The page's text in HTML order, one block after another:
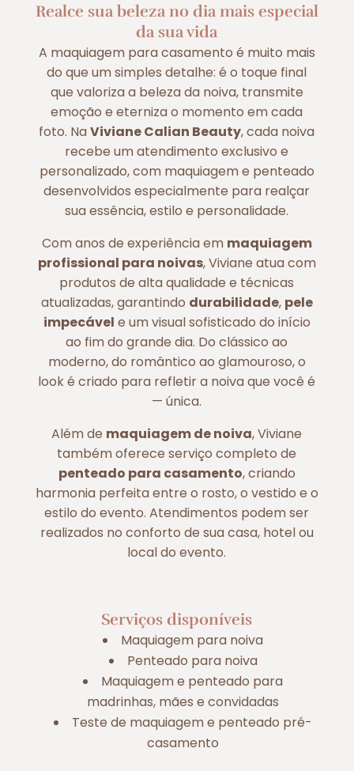
Realce sua beleza no dia mais especial
da sua vida
A maquiagem para casamento é muito mais
do que um simples detalhe: é o toque final
que valoriza a beleza da noiva, transmite
emoção e eterniza o momento em cada
foto. NaViviane Calian Beauty, cada noiva
recebe um atendimento exclusivo e
personalizado, com maquiagem e penteado
desenvolvidos especialmente para realçar
sua essência, estilo e personalidade.
Com anos de experiência em maquiagem
profissional para noivas, Viviane atua com
produtos de alta qualidade e técnicas
atualizadas, garantindo durabilidade, pele
impecável e um visual sofisticado do início
ao fim do grande dia. Do clássico ao
moderno, do romântico ao glamouroso, o
look é criado para refletir a noiva que você é
— única.
Além de maquiagem de noiva, Viviane
também oferece serviço completo de
penteado para casamento, criando
harmonia perfeita entre o rosto, o vestido e o
estilo do evento. Atendimentos podem ser
realizados no conforto de sua casa, hotel ou
local do evento.
Serviços disponíveis
Maquiagem para noiva
Penteado para noiva
Maquiagem e penteado para
madrinhas, mães e convidadas
Teste de maquiagem e penteado pré-
casamento